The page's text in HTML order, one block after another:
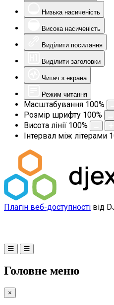
Низька насиченість
Висока насиченість
Виділити посилання
Виділити заголовки
Читач з екрана
Режим читання
Масштабування 100%
Розмір шрифту 100%
Висота лінії 100%
Інтервал між літерами
Плагін веб-доступності від
Головне меню
×